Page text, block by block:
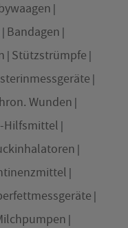
Bandagen
Stützstrümpfe
Wunden
Hilfsmittel